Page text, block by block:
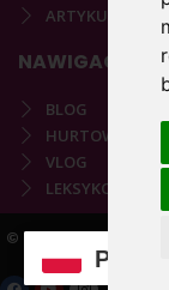
ARTYKUŁY
NAWIGACJA
BLOG
HURTOWNIA
VLOG
LEKSYKON
© 2021-2025
PL